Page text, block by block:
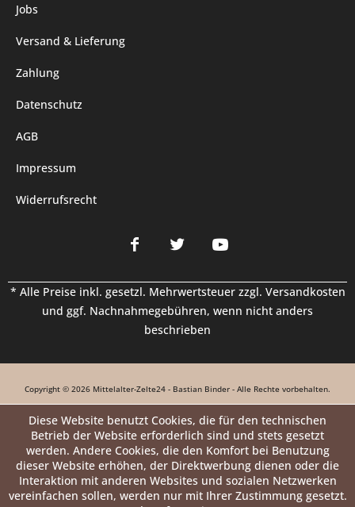
Jobs
Versand & Lieferung
Zahlung
Datenschutz
AGB
Impressum
Widerrufsrecht
* Alle Preise inkl. gesetzl. Mehrwertsteuer zzgl. Versandkosten
und ggf. Nachnahmegebühren, wenn nicht anders
beschrieben
Copyright © 2026 Mittelalter-Zelte24 - Bastian Binder - Alle Rechte vorbehalten.
Diese Website benutzt Cookies, die für den technischen
Betrieb der Website erforderlich sind und stets gesetzt
werden. Andere Cookies, die den Komfort bei Benutzung
dieser Website erhöhen, der Direktwerbung dienen oder die
Interaktion mit anderen Websites und sozialen Netzwerken
vereinfachen sollen, werden nur mit Ihrer Zustimmung gesetzt.